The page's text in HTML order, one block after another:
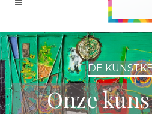
DE
Onze